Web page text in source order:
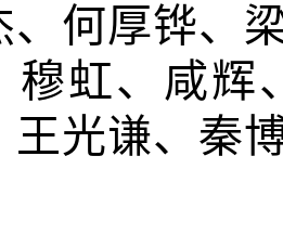
、何厚铧、
穆虹、咸辉
王光谦、秦